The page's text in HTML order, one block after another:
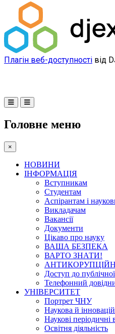
Плагін веб-доступності від
Головне меню
×
НОВИНИ
ІНФОРМАЦІЯ
Вступникам
Студентам
Аспірантам і
Викладачам
Вакансії
Документи
Цікаво про науку
ВАША БЕЗПЕКА
ВАРТО ЗНАТИ!
Доступ до
Телефонний
УНІВЕРСИТЕТ
Портрет ЧНУ
Наукова й
Наукові періодичні
Освітня діяльність